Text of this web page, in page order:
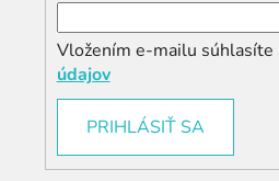
Vložením e-mailu súhlasíte
údajov
PRIHLÁSIŤ SA